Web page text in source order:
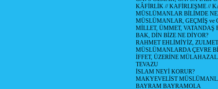
KÂFİRLİK // KAFİRLEŞME //
MÜSLÜMANLAR BİLİMDE
MÜSLÜMANLAR, GEÇMİŞ ve
MİLLET, ÜMMET, VATANDAŞ
BAK, DİN BİZE NE DİYOR?
RAHMET EHLİMİYİZ,
MÜSLÜMANLARDA ÇEVRE
İFFET, ÜZERİNE
TEVAZU
İSLAM NEYİ KORUR?
MAKYEVELİST
BAYRAM BAYRAMOLA